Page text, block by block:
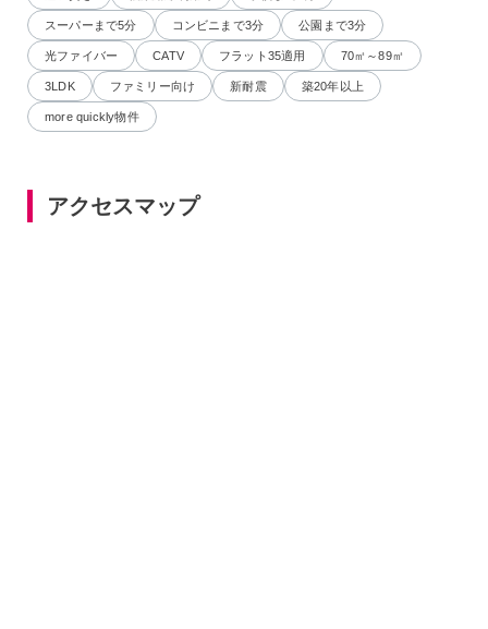
スーパーまで5分 コンビニまで3分 公園まで3分
光ファイバー CATV フラット35適用 70㎡～89㎡
3LDK ファミリー向け 新耐震 築20年以上
more quickly物件
アクセスマップ